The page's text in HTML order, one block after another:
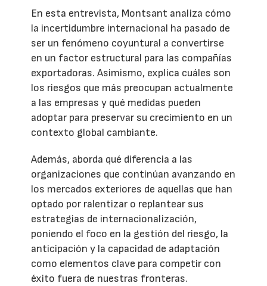
En esta entrevista, Montsant analiza cómo
la incertidumbre internacional ha pasado de
ser un fenómeno coyuntural a convertirse
en un factor estructural para las compañías
exportadoras. Asimismo, explica cuáles son
los riesgos que más preocupan actualmente
a las empresas y qué medidas pueden
adoptar para preservar su crecimiento en un
contexto global cambiante.
Además, aborda qué diferencia a las
organizaciones que continúan avanzando en
los mercados exteriores de aquellas que han
optado por ralentizar o replantear sus
estrategias de internacionalización,
poniendo el foco en la gestión del riesgo, la
anticipación y la capacidad de adaptación
como elementos clave para competir con
éxito fuera de nuestras fronteras.